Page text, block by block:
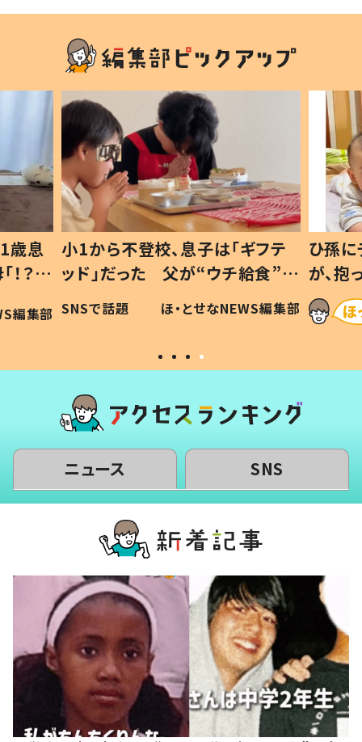
歳息
？」
編集部
小1から不登校、息子は「ギフテ
ッド」だった 父が“ウチ給食”を
作り続ける理由とは #令和の親
#令和の子
SNSで話題 ほ・とせなNEWS編集部
ひ孫
が、
「涙が
い」
ニュース SNS